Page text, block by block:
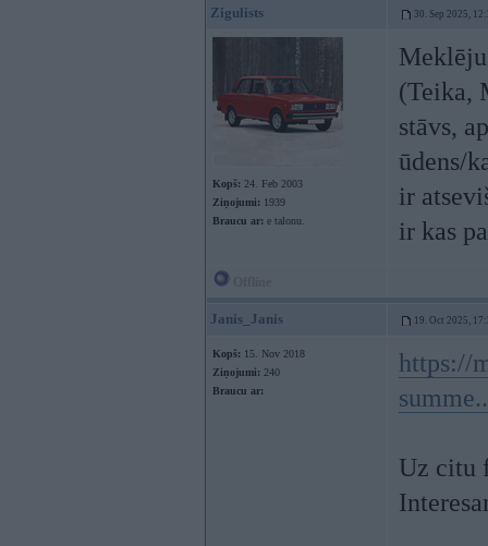
Zigulists 30. Sep 2025,
Kopš: 24. Feb 2003
Ziņojumi: 1939
Braucu ar: e talonu.
(Teika,
stāvs,
ūdens/
ir
ir kas
Janis_Janis 19. Oct 2025,
Kopš: 15. Nov 2018
Ziņojumi: 240
Braucu ar:
https://
Uz citu